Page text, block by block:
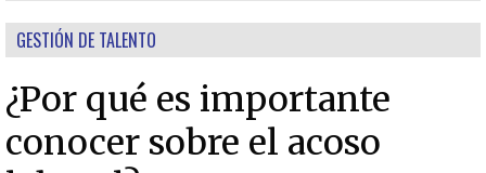
GESTIÓN DE TALENTO
¿Por qué es importante
conocer sobre el acoso